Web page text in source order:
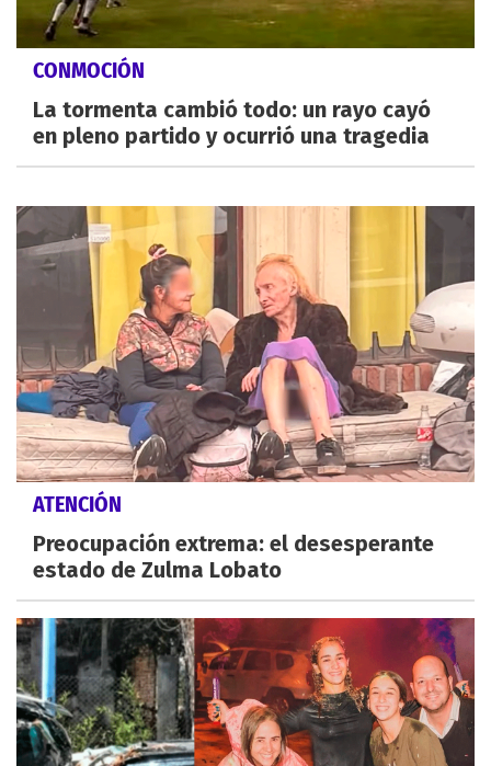
CONMOCIÓN
La tormenta cambió todo: un rayo cayó
en pleno partido y ocurrió una tragedia
ATENCIÓN
Preocupación extrema: el desesperante
estado de Zulma Lobato